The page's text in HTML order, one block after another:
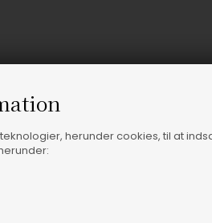
herunder cookies, til at